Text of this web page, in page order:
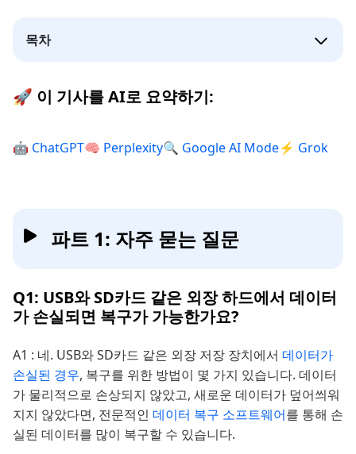
목차
🚀 이 기사를 AI로 요약하기:
🤖 ChatGPT🧠 Perplexity🔍 Google AI Mode⚡ Grok
파트 1: 자주 묻는 질문
Q1: USB와 SD카드 같은 외장 하드에서 데이터
가 손실되면 복구가 가능한가요?
A1 : 네. USB와 SD카드 같은 외장 저장 장치에서 데이터가
손실된 경우, 복구를 위한 방법이 몇 가지 있습니다. 데이터
가 물리적으로 손상되지 않았고, 새로운 데이터가 덮어씌워
지지 않았다면, 전문적인 데이터 복구 소프트웨어를 통해 손
실된 데이터를 많이 복구할 수 있습니다.